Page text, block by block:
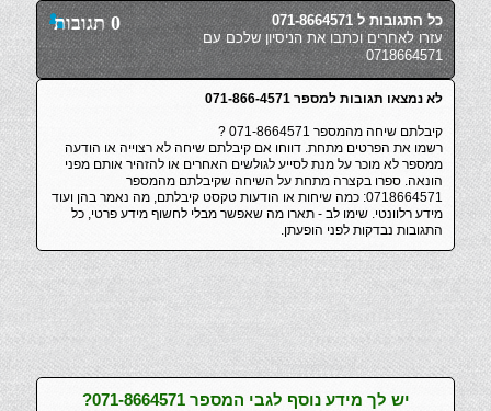
0 תגובות
כל התגובות ל 071-8664571
עזרו לאחרים וכתבו את הניסיון שלכם עם
0718664571
לא נמצאו תגובות למספר 071-866-4571
קיבלתם שיחה מהמספר 071-8664571 ?
רשמו את הפרטים מתחת. דווחו אם קיבלתם שיחה לא רצוייה או הודעה
ממספר לא מוכר על מנת לסייע לגולשים האחרים או להזהיר אותם מפני
הונאה. ספרו בקצרה מתחת על השיחה שקיבלתם מהמספר
0718664571: כמה שיחות או הודעות טקסט קיבלתם, מה נאמר בהן ועוד
מידע רלוונטי. שימו לב - תארו מה שאפשר מבלי לחשוף מידע פרטי, כל
התגובות נבדקות לפני הופעתן.
יש לך מידע נוסף לגבי המספר 071-8664571?